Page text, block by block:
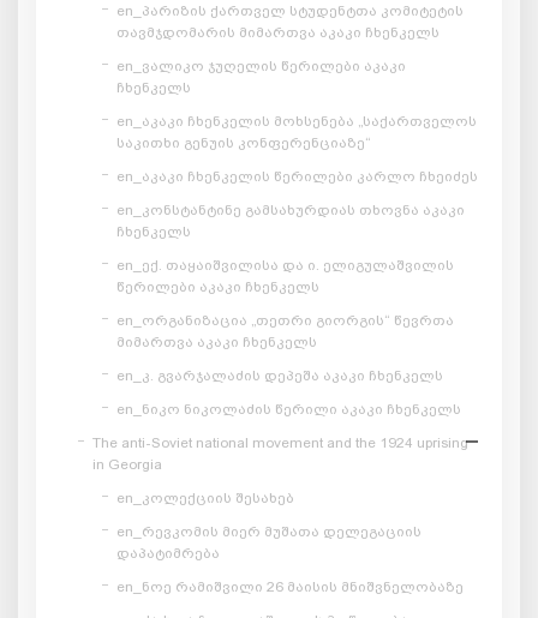
en_პარიზის ქართველ სტუდენტთა კომიტეტის
თავმჯდომარის მიმართვა აკაკი ჩხენკელს
en_ვალიკო ჯუღელის წერილები აკაკი
ჩხენკელს
en_აკაკი ჩხენკელის მოხსენება „საქართველოს
საკითხი გენუის კონფერენციაზე“
en_აკაკი ჩხენკელის წერილები კარლო ჩხეიძეს
en_კონსტანტინე გამსახურდიას თხოვნა აკაკი
ჩხენკელს
en_ექ. თაყაიშვილისა და ი. ელიგულაშვილის
წერილები აკაკი ჩხენკელს
en_ორგანიზაცია „თეთრი გიორგის“ წევრთა
მიმართვა აკაკი ჩხენკელს
en_კ. გვარჯალაძის დეპეშა აკაკი ჩხენკელს
en_ნიკო ნიკოლაძის წერილი აკაკი ჩხენკელს
The anti-Soviet national movement and the 1924 uprising
in Georgia
en_კოლექციის შესახებ
en_რევკომის მიერ მუშათა დელეგაციის
დაპატიმრება
en_ნოე რამიშვილი 26 მაისის მნიშვნელობაზე